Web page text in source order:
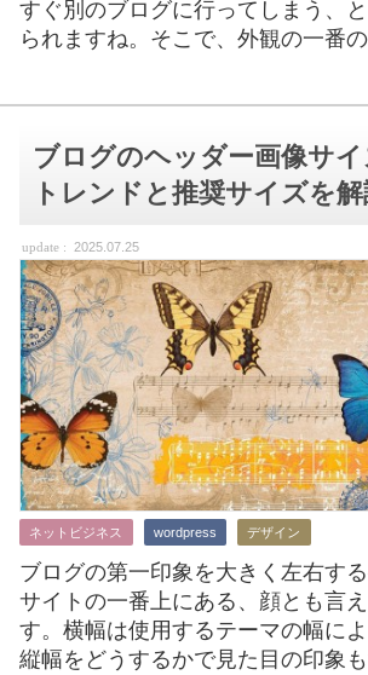
すぐ別のブログに行ってしまう、
られますね。そこで、外観の一番
ブログのヘッダー画像サ
トレンドと推奨サイズを解
2025.07.25
ネットビジネス wordpress デザイン
ブログの第一印象を大きく左右する
サイトの一番上にある、顔とも言
す。横幅は使用するテーマの幅によ
縦幅をどうするかで見た目の印象